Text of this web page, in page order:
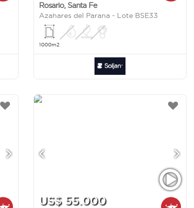
Rosario, Santa Fe
Azahares del Parana - Lote BSE33
1000m2
US$ 55.000